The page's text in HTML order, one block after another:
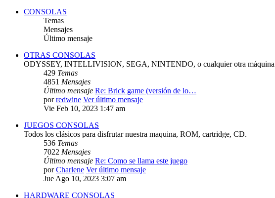
CONSOLAS
Temas
Mensajes
Último mensaje
OTRAS CONSOLAS
ODYSSEY, INTELLIVISION, SEGA, NINTENDO, o cualquier otra máquina
429 Temas
4851 Mensajes
Último mensaje Re: Brick game (versión de lo…
porredwine Ver último mensaje
Vie Feb 10, 2023 1:47 am
JUEGOS CONSOLAS
Todos los clásicos para disfrutar nuestra maquina, ROM, cartridge, CD.
536 Temas
7022 Mensajes
Último mensaje Re: Como se llama este juego
porCharlene Ver último mensaje
Jue Ago 10, 2023 3:07 am
HARDWARE CONSOLAS